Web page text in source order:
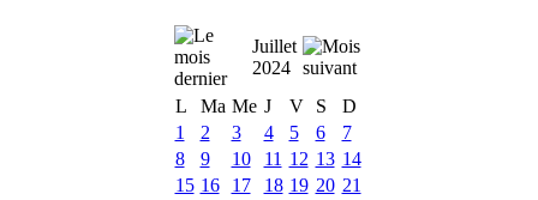
Juillet
2024
L
Ma Me J V S
D
1
2 3 4 5 6
7
8
9 10 11 12 13 14
15 16 17 18 19 20 21